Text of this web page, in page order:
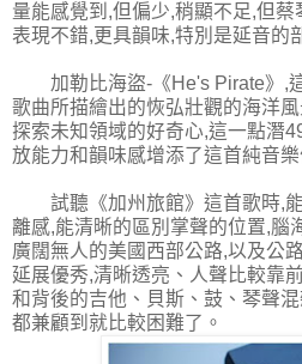
量能感覺到,但偏少,稍顯不足,但
表現不錯,更具韻味,特別是延音的
加勒比海盜-《He's Pirate》,
歌曲所描繪出的恢弘壯觀的海洋
探索未知領域的好奇心,這一點潛
放能力和韻味感增添了這首純音樂
試聽《加州旅館》這首歌時,能
離感,能清晰的區別掌聲的位置,腦
廣闊無人的美國西部公路,以及公
延展優秀,清晰透亮、人聲比較靠
和背後的吉他、貝斯、鼓、琴聲
都兼顧到就比較困難了。